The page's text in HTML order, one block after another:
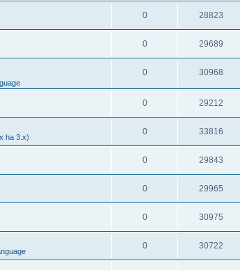
0 28823
0 29689
0 30968
0 29212
ha 3.x)
0 33816
0 29843
0 29965
0 30975
0 30722